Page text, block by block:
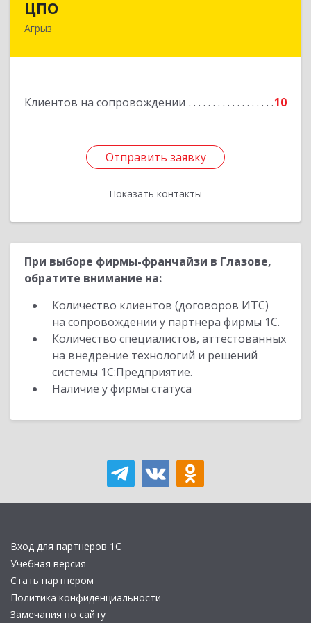
ЦПО
Агрыз
Клиентов на сопровождении 10
Отправить заявку
Показать контакты
Подробнее
Отправить заявку
Назад
При выборе фирмы-франчайзи в Глазове,
обратите внимание на:
Количество клиентов (договоров ИТС)
на сопровождении у партнера фирмы 1С.
Количество специалистов, аттестованных
на внедрение технологий и решений
системы 1С:Предприятие.
Наличие у фирмы статуса
Вход для партнеров 1С
Учебная версия
Стать партнером
Политика конфиденциальности
Замечания по сайту